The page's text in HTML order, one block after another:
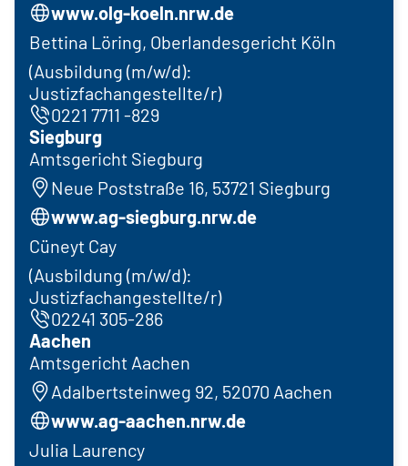
www.olg-koeln.nrw.de
Bettina Löring, Oberlandesgericht Köln
(Ausbildung (m/w/d):
Justizfachangestellte/r)
0221 7711 -829
Siegburg
Amtsgericht Siegburg
Neue Poststraße 16, 53721 Siegburg
www.ag-siegburg.nrw.de
Cüneyt Cay
(Ausbildung (m/w/d):
Justizfachangestellte/r)
02241 305-286
Aachen
Amtsgericht Aachen
Adalbertsteinweg 92, 52070 Aachen
www.ag-aachen.nrw.de
Julia Laurency